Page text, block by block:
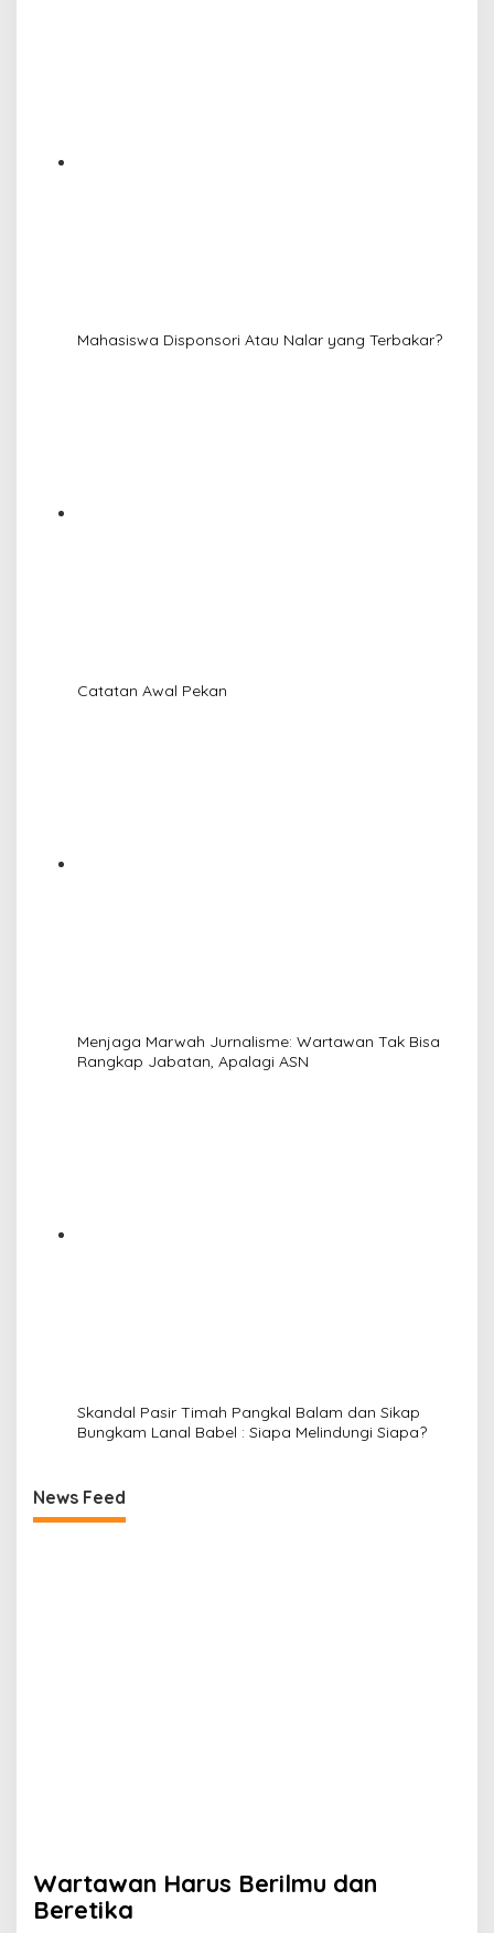
Mahasiswa Disponsori Atau Nalar yang Terbakar?
Catatan Awal Pekan
Menjaga Marwah Jurnalisme: Wartawan Tak Bisa
Rangkap Jabatan, Apalagi ASN
Skandal Pasir Timah Pangkal Balam dan Sikap
Bungkam Lanal Babel : Siapa Melindungi Siapa?
News Feed
Wartawan Harus Berilmu dan
Beretika